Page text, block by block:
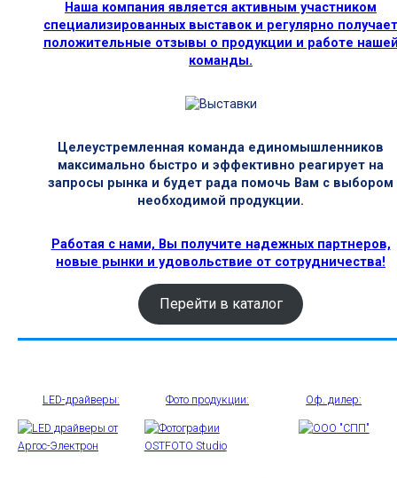
Наша компания является активным участником
специализированных выставок и регулярно получает
положительные отзывы о продукции и работе
команды.
Целеустремленная команда единомышленников
максимально быстро и эффективно реагирует на
запросы рынка и будет рада помочь Вам с выбором
необходимой продукции.
Работая с нами, Вы получите надежных партнеров,
новые рынки и удовольствие от сотрудничества!
Перейти в каталог
LED-драйверы: Фото продукции: Оф. дилер: